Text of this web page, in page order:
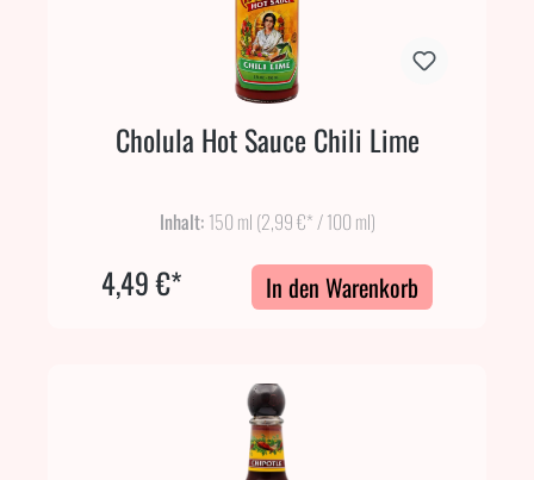
Cholula Hot Sauce Chili Lime
Inhalt: 150 ml (2,99 €* / 100 ml)
4,49 €* In den Warenkorb